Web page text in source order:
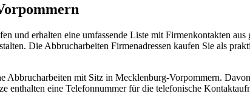
und erhalten eine umfassende Liste mit Firmenkontakten
Die Abbrucharbeiten Firmenadressen kaufen Sie als
Abbrucharbeiten mit Sitz in Mecklenburg-Vorpommern.
enthalten eine Telefonnummer für die telefonische